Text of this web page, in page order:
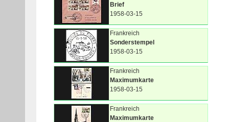
Brief
1958-03-15
Frankreich
Sonderstempel
1958-03-15
Frankreich
Maximumkarte
1958-03-15
Frankreich
Maximumkarte